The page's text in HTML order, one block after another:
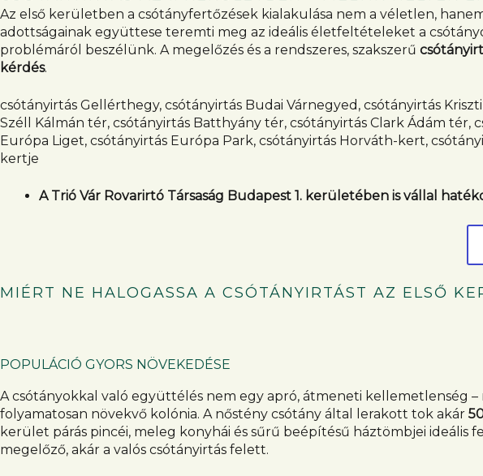
Az első kerületben a csótányfertőzések kialakulása nem a véletlen,
adottságainak együttese teremti meg az ideális életfeltételeket a
problémáról beszélünk. A megelőzés és a rendszeres, szakszerű
kérdés.
csótányirtás Gellérthegy, csótányirtás Budai Várnegyed, csótányirtás
Széll Kálmán tér, csótányirtás Batthyány tér, csótányirtás Clark Ádám tér,
Európa Liget, csótányirtás Európa Park, csótányirtás Horváth-kert,
kertje
A Trió Vár Rovarirtó Társaság Budapest 1. kerületében is vállal
MIÉRT NE HALOGASSA A CSÓTÁNYIRTÁST AZ ELSŐ
POPULÁCIÓ GYORS NÖVEKEDÉSE
A csótányokkal való együttélés nem egy apró, átmeneti kellemetlenség
folyamatosan növekvő kolónia. A nőstény csótány által lerakott tok akár
kerület párás pincéi, meleg konyhái és sűrű beépítésű háztömbjei
megelőző, akár a valós csótányirtás felett.